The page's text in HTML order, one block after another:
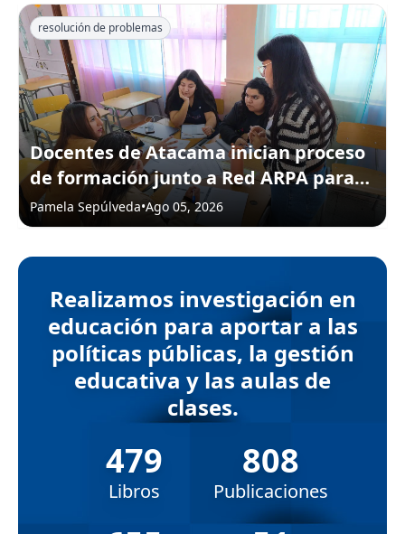
resolución de problemas
Docentes de Atacama inician proceso
de formación junto a Red ARPA para
fortalecer el aprendizaje en sus aulas
Pamela Sepúlveda•Ago 05, 2026
Realizamos investigación en
educación para aportar a las
políticas públicas, la gestión
educativa y las aulas de
clases.
479
Libros
808
Publicaciones